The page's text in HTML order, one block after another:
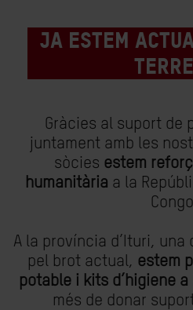
Ja estem
Gràcies al suport de
juntament amb les
sòcies estem
humanitària a la
A la província d’Ituri,
pel brot actual, estem
potable i kits d’higiene
més de donar